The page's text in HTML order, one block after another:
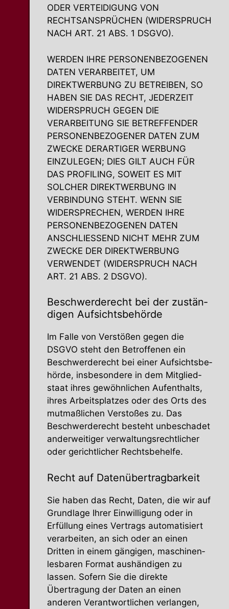
ODER VERTEIDIGUNG VON
RECHTSANSPRÜCHEN (WIDERSPRUCH
NACH ART. 21 ABS. 1 DSGVO).
WERDEN IHRE PERSONENBEZOGENEN
DATEN VERARBEITET, UM
DIREKTWERBUNG ZU BETREIBEN, SO
HABEN SIE DAS RECHT, JEDERZEIT
WIDERSPRUCH GEGEN DIE
VERARBEITUNG SIE BETREFFENDER
PERSONENBEZOGENER DATEN ZUM
ZWECKE DERARTIGER WERBUNG
EINZULEGEN; DIES GILT AUCH FÜR
DAS PROFILING, SOWEIT ES MIT
SOLCHER DIREKTWERBUNG IN
VERBINDUNG STEHT. WENN SIE
WIDERSPRECHEN, WERDEN IHRE
PERSONENBEZOGENEN DATEN
ANSCHLIESSEND NICHT MEHR ZUM
ZWECKE DER DIREKTWERBUNG
VERWENDET (WIDERSPRUCH NACH
ART. 21 ABS. 2 DSGVO).
Beschwer­de­recht bei der zustän­
digen Aufsichtsbehörde
Im Falle von Verstößen gegen die
DSGVO steht den Betrof­fenen ein
Beschwer­de­recht bei einer Aufsichts­be­
hörde, insbe­sondere in dem Mitglied­
staat ihres gewöhn­lichen Aufent­halts,
ihres Arbeits­platzes oder des Orts des
mutmaß­lichen Verstoßes zu. Das
Beschwer­de­recht besteht unbeschadet
ander­wei­tiger verwal­tungs­recht­licher
oder gericht­licher Rechtsbehelfe.
Recht auf Datenübertragbarkeit
Sie haben das Recht, Daten, die wir auf
Grundlage Ihrer Einwil­ligung oder in
Erfüllung eines Vertrags automa­ti­siert
verar­beiten, an sich oder an einen
Dritten in einem gängigen, maschi­nen­
les­baren Format aushän­digen zu
lassen. Sofern Sie die direkte
Übertragung der Daten an einen
anderen Verant­wort­lichen verlangen,